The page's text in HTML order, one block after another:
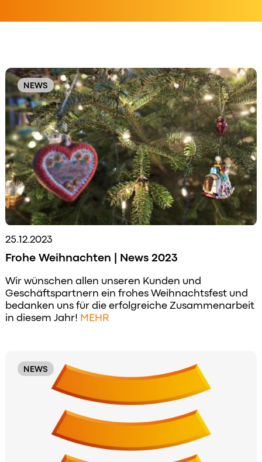
Original
Order
NEWS
25.12.2023
Frohe Weihnachten | News 2023
Wir wünschen allen unseren Kunden und
Geschäftspartnern ein frohes Weihnachtsfest und
bedanken uns für die erfolgreiche Zusammenarbeit
in diesem Jahr! MEHR
NEWS